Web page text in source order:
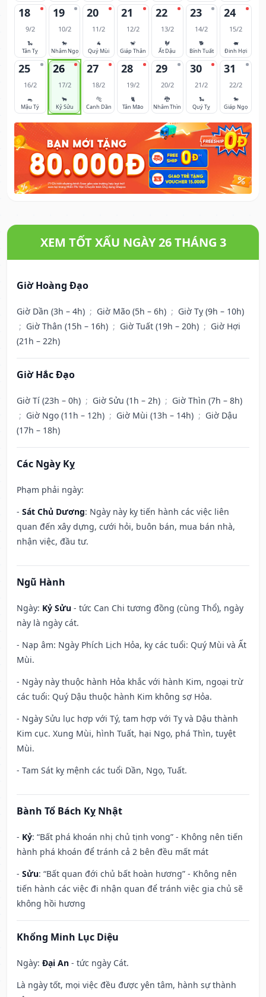
18
9/2
🐍
Tân Tỵ
19
10/2
🐎
Nhâm Ngọ
20
11/2
🐐
Quý Mùi
21
12/2
🐒
Giáp Thân
22
13/2
🐓
Ất Dậu
23
14/2
🐕
Bính Tuất
24
15/2
🐖
Đinh Hợi
25
16/2
🐀
Mậu Tý
26
17/2
🐂
Kỷ Sửu
27
18/2
🐅
Canh Dần
28
19/2
🐈
Tân Mão
29
20/2
🐉
Nhâm Thìn
30
21/2
🐍
Quý Tỵ
31
22/2
🐎
Giáp Ngọ
XEM TỐT XẤU NGÀY 26 THÁNG 3
Giờ Hoàng Đạo
Giờ Dần (3h – 4h) ; Giờ Mão (5h – 6h) ; Giờ Tỵ (9h – 10h)
; Giờ Thân (15h – 16h) ; Giờ Tuất (19h – 20h) ; Giờ Hợi
(21h – 22h)
Giờ Hắc Đạo
Giờ Tí (23h – 0h) ; Giờ Sửu (1h – 2h) ; Giờ Thìn (7h – 8h)
; Giờ Ngọ (11h – 12h) ; Giờ Mùi (13h – 14h) ; Giờ Dậu
(17h – 18h)
Các Ngày Kỵ
Phạm phải ngày:
- Sát Chủ Dương: Ngày này kỵ tiến hành các việc liên
quan đến xây dựng, cưới hỏi, buôn bán, mua bán nhà,
nhận việc, đầu tư.
Ngũ Hành
Ngày: Kỷ Sửu - tức Can Chi tương đồng (cùng Thổ), ngày
này là ngày cát.
- Nạp âm: Ngày Phích Lịch Hỏa, kỵ các tuổi: Quý Mùi và Ất
Mùi.
- Ngày này thuộc hành Hỏa khắc với hành Kim, ngoại trừ
các tuổi: Quý Dậu thuộc hành Kim không sợ Hỏa.
- Ngày Sửu lục hợp với Tý, tam hợp với Tỵ và Dậu thành
Kim cục. Xung Mùi, hình Tuất, hại Ngọ, phá Thìn, tuyệt
Mùi.
- Tam Sát kỵ mệnh các tuổi Dần, Ngọ, Tuất.
Bành Tổ Bách Kỵ Nhật
- Kỷ: “Bất phá khoán nhị chủ tịnh vong” - Không nên tiến
hành phá khoán để tránh cả 2 bên đều mất mát
- Sửu: “Bất quan đới chủ bất hoàn hương” - Không nên
tiến hành các việc đi nhận quan để tránh việc gia chủ sẽ
không hồi hương
Khổng Minh Lục Diệu
Ngày: Đại An - tức ngày Cát.
Là ngày tốt, mọi việc đều được yên tâm, hành sự thành